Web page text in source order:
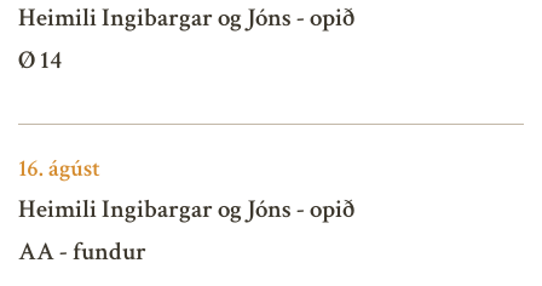
Heimili Ingibargar og Jóns - opið
Ø 14
16.ágúst
Heimili Ingibargar og Jóns - opið
AA - fundur